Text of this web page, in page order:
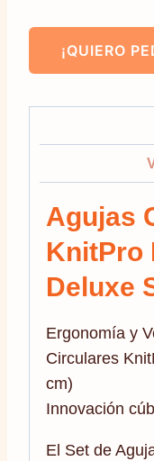
¡QUIERO
Agujas
KnitPro
Deluxe
Ergonomía y
Circulares
cm)
Innovación
El Set de